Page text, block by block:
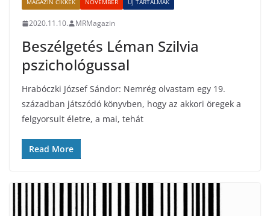
MAGAZIN CIKKEK NOVEMBER ÚJ TARTALMAK
2020.11.10. MRMagazin
Beszélgetés Léman Szilvia
pszichológussal
Hrabóczki József Sándor: Nemrég olvastam egy 19.
században játszódó könyvben, hogy az akkori öregek a
felgyorsult életre, a mai, tehát
Read More